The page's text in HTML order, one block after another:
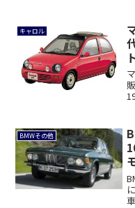
キャロル
BMWその他